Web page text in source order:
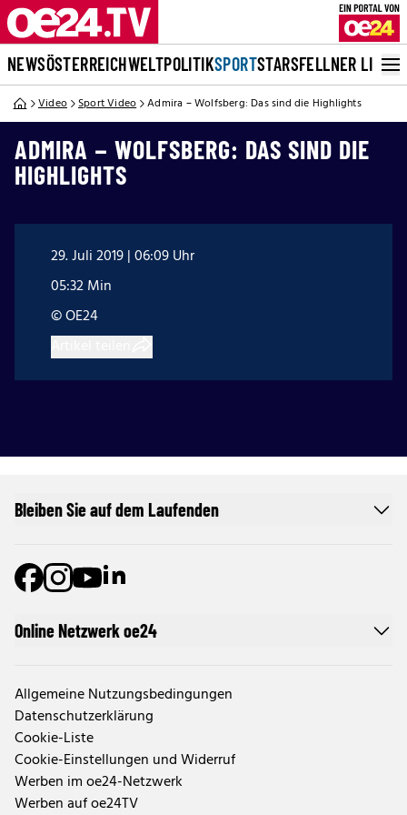
NEWSÖSTERREICHWELTPOLITIKSPORTSTARSFELLNER LIVE
Video Sport Video Admira – Wolfsberg: Das sind die Highlights
ADMIRA – WOLFSBERG: DAS SIND DIE
HIGHLIGHTS
29. Juli 2019 | 06:09 Uhr
05:32 Min
© OE24
Online Netzwerk oe24
Allgemeine Nutzungsbedingungen
Datenschutzerklärung
Cookie-Liste
Cookie-Einstellungen und Widerruf
Werben im oe24-Netzwerk
Werben auf oe24TV
Bleiben Sie auf dem Laufenden